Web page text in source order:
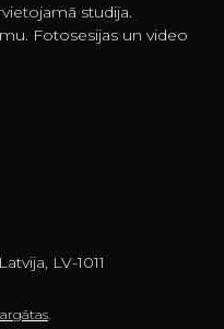
studija.
Fotosesijas un video
LV-1011